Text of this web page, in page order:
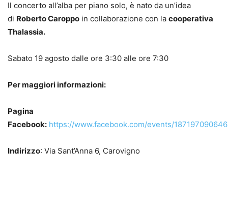
Il concerto all’alba per piano solo, è nato da un’idea
di Roberto Caroppo in collaborazione con la cooperativa
Thalassia.
Sabato 19 agosto dalle ore 3:30 alle ore 7:30
Per maggiori informazioni:
Pagina
Facebook: https://www.facebook.com/events/
Indirizzo: Via Sant’Anna 6, Carovigno